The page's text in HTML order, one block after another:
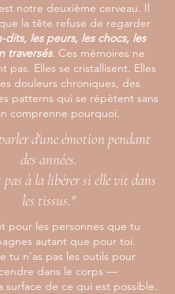
notre deuxième cerveau. Il
la tête refuse de regarder
dits, les peurs, les chocs, les
traversés. Ces mémoires ne
pas. Elles se cristallisent. Elles
douleurs chroniques, des
patterns qui se répètent sans
comprenne pourquoi.
d'une émotion pendant
des années.
à la libérer si elle vit dans
les tissus."
pour les personnes que tu
autant que pour toi.
tu n'as pas les outils pour
dans le corps —
surface de ce qui est possible.